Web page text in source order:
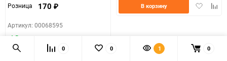
Розница 170 ₽
Артикул: 00068595
В наличии
Добавить
В корзину
0 0 1 0